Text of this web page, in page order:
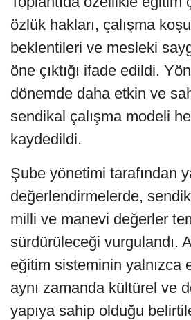
özlük hakları, çalışma
beklentileri ve mesleki
öne çıktığı ifade edildi.
dönemde daha etkin ve
sendikal çalışma modeli
kaydedildi.
Şube yönetimi tarafından
değerlendirmelerde,
milli ve manevi değerler
sürdürüleceği vurgulandı.
eğitim sisteminin yalnızca
aynı zamanda kültürel ve
yapıya sahip olduğu